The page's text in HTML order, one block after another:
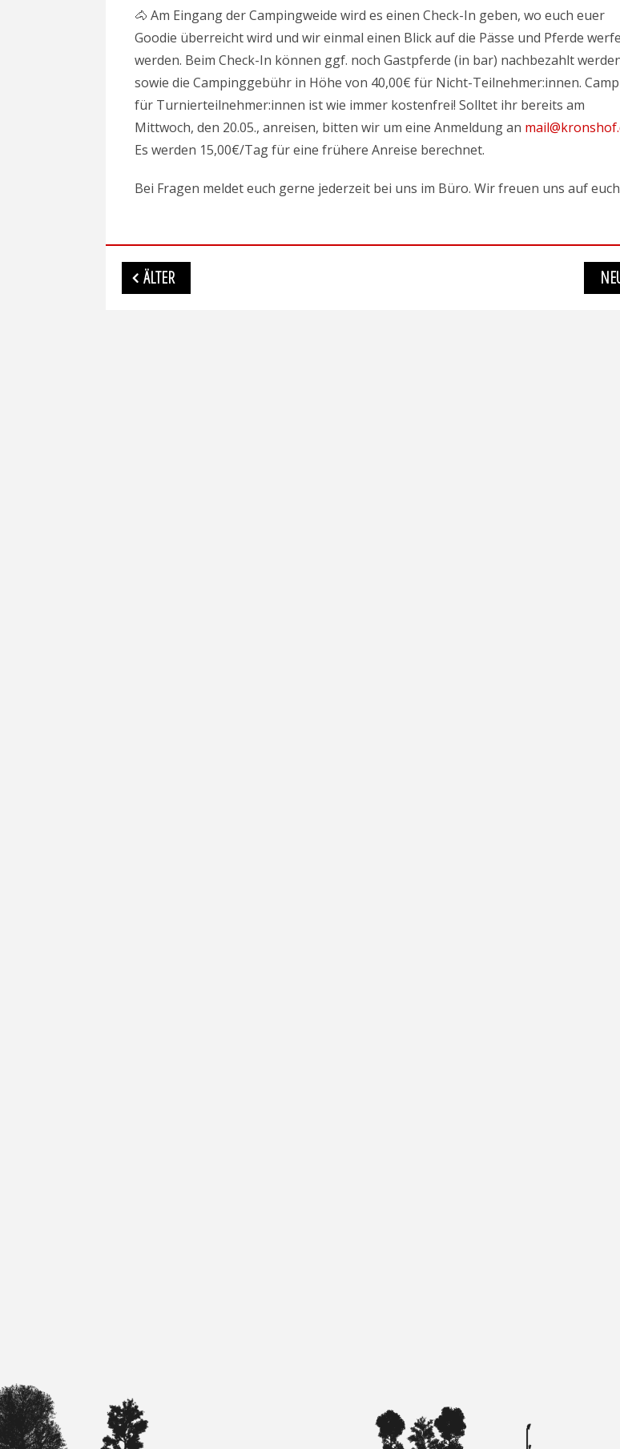
🐴 Am Eingang der Campingweide wird es einen Check-In geben, wo euch euer
Goodie überreicht wird und wir einmal einen Blick auf die Pässe und Pferde
werden. Beim Check-In können ggf. noch Gastpferde (in bar) nachbezahlt
sowie die Campinggebühr in Höhe von 40,00€ für Nicht-Teilnehmer:innen.
für Turnierteilnehmer:innen ist wie immer kostenfrei! Solltet ihr bereits am
Mittwoch, den 20.05., anreisen, bitten wir um eine Anmeldung an
Es werden 15,00€/Tag für eine frühere Anreise berechnet.
Bei Fragen meldet euch gerne jederzeit bei uns im Büro. Wir freuen uns auf
Beitragsnavigation
ÄLTER